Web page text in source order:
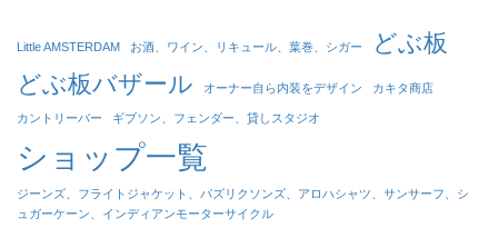
Little AMSTERDAM お酒、ワイン、リキュール、葉巻、シガー
どぶ板
どぶ板バザール
オーナー自ら内装をデザイン カキタ商店
カントリーバー ギブソン、フェンダー、貸しスタジオ
ショップ一覧
ジーンズ、フライトジャケット、パズリクソンズ、アロハシャツ、サンサーフ、シ
ュガーケーン、インディアンモーターサイクル